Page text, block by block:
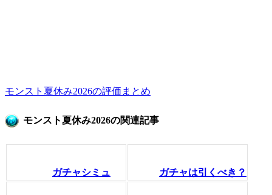
モンスト夏休み2026の評価まとめ
モンスト夏休み2026の関連記事
ガチャシミュ ガチャは引くべき？